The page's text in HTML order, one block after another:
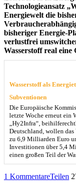
Technologieansatz
Energiewelt die
bisheriger Energie-
verlustfrei
Wasserstoff real eine
Wasserstoff als
Subventionen
Die Europäische
letzte Woche erneut ein
„Hy2Infra“,
Deutschland, wollen
zu 6,9 Milliarden Euro
Investitionen über 5,4
einen großen Teil der
1 KommentareTeilen